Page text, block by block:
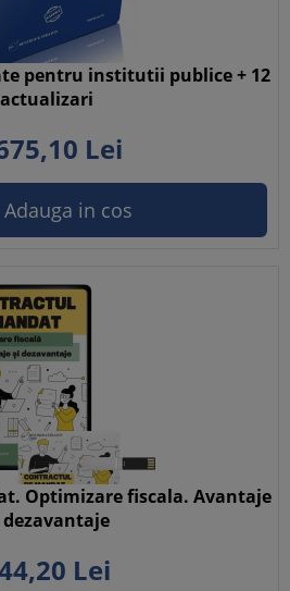
pentru institutii publice + 12
actualizari
10 Lei
Adauga in cos
Optimizare fiscala. Avantaje
dezavantaje
20 Lei